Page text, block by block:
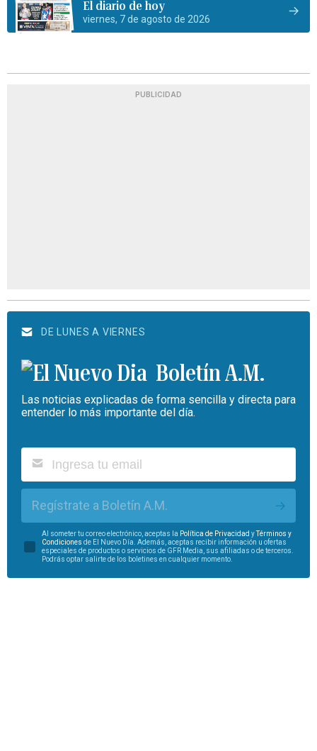
El diario de hoy
viernes, 7 de agosto de 2026
PUBLICIDAD
DE LUNES A VIERNES
Boletín A.M.
Las noticias explicadas de forma sencilla y directa para
entender lo más importante del día.
Regístrate a Boletín A.M.
Al someter tu correo electrónico, aceptas la Política de Privacidad yTérminos y
Condiciones de El Nuevo Día. Además, aceptas recibir información u ofertas
especiales de productos o servicios de GFR Media, sus afiliadas o de terceros.
Podrás optar salirte de los boletines en cualquier momento.